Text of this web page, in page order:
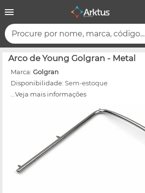
Procure por nome, marca, código...
Arco de Young Golgran - Metal
Marca: Golgran
Disponibilidade: Sem-estoque
...Veja mais informações